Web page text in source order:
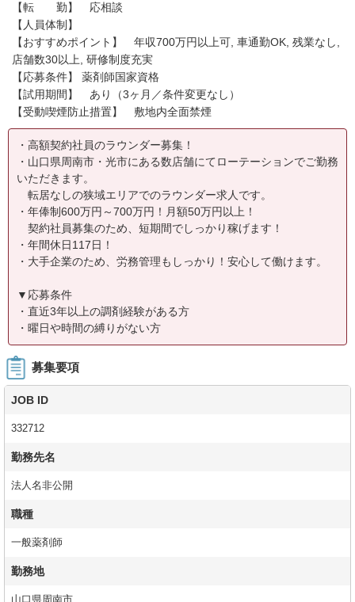
【転 勤】 応相談
【人員体制】
【おすすめポイント】 年収700万円以上可, 車通勤OK, 残業なし,
店舗数30以上, 研修制度充実
【応募条件】 薬剤師国家資格
【試用期間】 あり（3ヶ月／条件変更なし）
【受動喫煙防止措置】 敷地内全面禁煙
・高額契約社員のラウンダー募集！
・山口県周南市・光市にある数店舗にてローテーションでご勤務
いただきます。
転居なしの狭域エリアでのラウンダー求人です。
・年俸制600万円～700万円！月額50万円以上！
契約社員募集のため、短期間でしっかり稼げます！
・年間休日117日！
・大手企業のため、労務管理もしっかり！安心して働けます。
▼応募条件
・直近3年以上の調剤経験がある方
・曜日や時間の縛りがない方
募集要項
JOB ID
332712
勤務先名
法人名非公開
職種
一般薬剤師
勤務地
山口県周南市